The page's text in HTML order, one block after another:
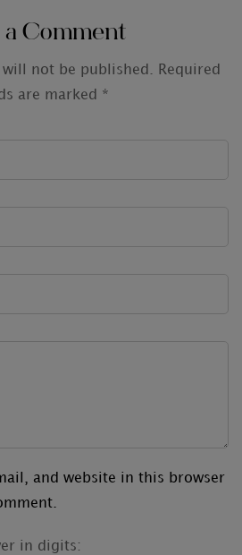
a Comment
will not be published. Required
are marked *
and website in this browser
in digits: